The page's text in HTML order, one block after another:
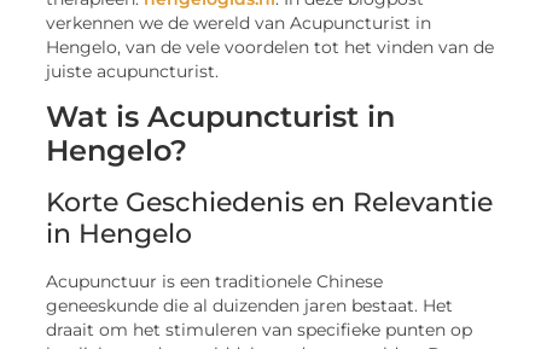
verkennen we de wereld van Acupuncturist in
Hengelo, van de vele voordelen tot het vinden van de
juiste acupuncturist.
Wat is Acupuncturist in
Hengelo?
Korte Geschiedenis en Relevantie
in Hengelo
Acupunctuur is een traditionele Chinese
geneeskunde die al duizenden jaren bestaat. Het
draait om het stimuleren van specifieke punten op
het lichaam door middel van dunne naalden. Deze